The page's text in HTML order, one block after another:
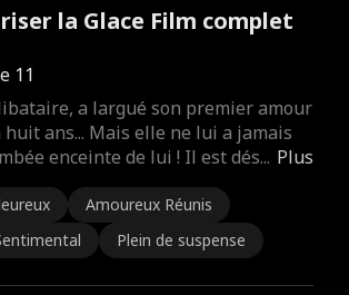
la Glace Film complet
11
Plus
a largué son premier amour
huit ans... Mais elle ne lui a jamais
enceinte de lui ! Il est dés...
Amoureux Réunis
Plein de suspense